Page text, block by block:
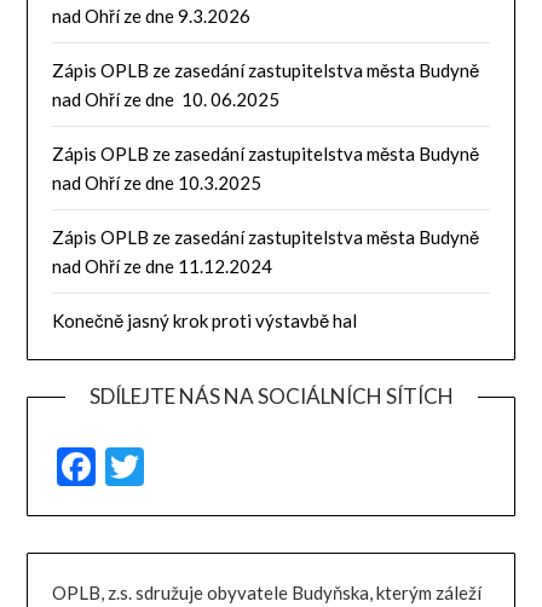
nad Ohří ze dne 9.3.2026
Zápis OPLB ze zasedání zastupitelstva města Budyně
nad Ohří ze dne 10. 06.2025
Zápis OPLB ze zasedání zastupitelstva města Budyně
nad Ohří ze dne 10.3.2025
Zápis OPLB ze zasedání zastupitelstva města Budyně
nad Ohří ze dne 11.12.2024
Konečně jasný krok proti výstavbě hal
SDÍLEJTE NÁS NA SOCIÁLNÍCH SÍTÍCH
Facebook
OPLB, z.s. sdružuje obyvatele Budyňska, kterým záleží